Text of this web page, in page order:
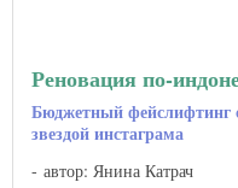
Реновация по-
Бюджетный фейслифтинг
звездой инстаграма
автор: Янина Катрач